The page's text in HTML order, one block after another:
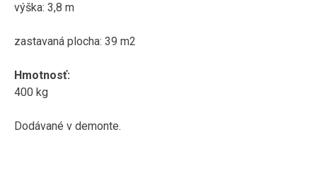
výška: 3,8 m
zastavaná plocha: 39 m2
Hmotnosť:
400 kg
Dodávané v demonte.